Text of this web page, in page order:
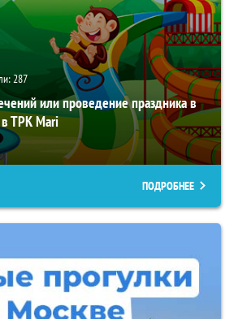
287
или проведение праздника в
ТРК Mari
ПОДРОБНЕЕ